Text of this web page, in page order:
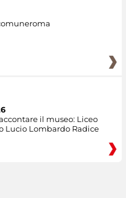
il museo: Liceo
Lucio Lombardo Radice